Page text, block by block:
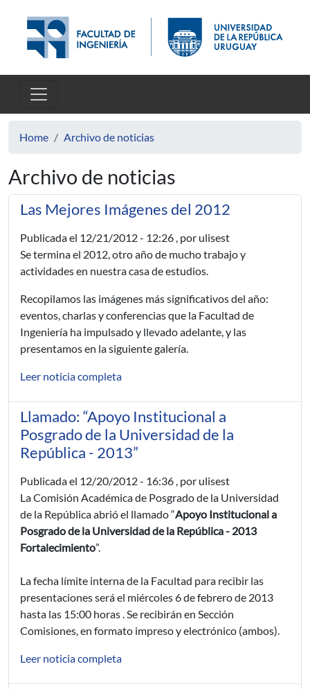
Home Archivo de noticias
Archivo de noticias
Las Mejores Imágenes del 2012
Publicada el 12/21/2012 - 12:26 , por ulisest
Se termina el 2012, otro año de mucho trabajo y
actividades en nuestra casa de estudios.
Recopilamos las imágenes más significativos del año:
eventos, charlas y conferencias que la Facultad de
Ingeniería ha impulsado y llevado adelante, y las
presentamos en la siguiente galería.
Leer noticia completa
Llamado: “Apoyo Institucional a
Posgrado de la Universidad de la
República - 2013”
Publicada el 12/20/2012 - 16:36 , por ulisest
La Comisión Académica de Posgrado de la Universidad
de la República abrió el llamado “Apoyo Institucional a
Posgrado de la Universidad de la República - 2013
Fortalecimiento”.
La fecha límite interna de la Facultad para recibir las
presentaciones será el miércoles 6 de febrero de 2013
hasta las 15:00 horas . Se recibirán en Sección
Comisiones, en formato impreso y electrónico (ambos).
Leer noticia completa